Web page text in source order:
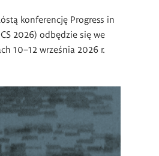
konferencję Progress in
2026) odbędzie się we
10–12 września 2026 r.